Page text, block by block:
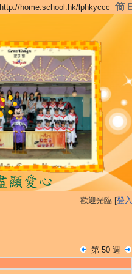
http://home.school.hk/lphkyccc
歡迎光臨 [登入
第 50 週